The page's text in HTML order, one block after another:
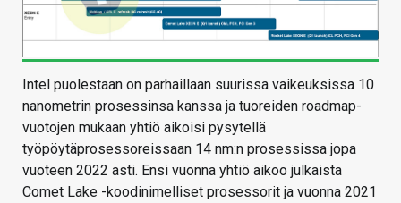
Intel puolestaan on parhaillaan suurissa vaikeuksissa 10
nanometrin prosessinsa kanssa ja tuoreiden roadmap-
vuotojen mukaan yhtiö aikoisi pysytellä
työpöytäprosessoreissaan 14 nm:n prosessissa jopa
vuoteen 2022 asti. Ensi vuonna yhtiö aikoo julkaista
Comet Lake -koodinimelliset prosessorit ja vuonna 2021